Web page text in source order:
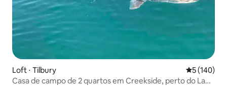
Loft ⋅ Tilbury 5 de uma
5 (140)
Casa de campo de 2 quartos em Creekside, perto do Lago